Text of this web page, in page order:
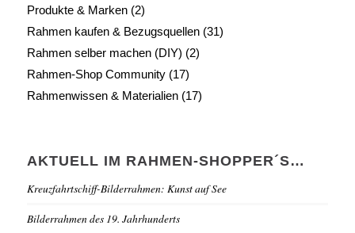
Produkte & Marken(2)
Rahmen kaufen & Bezugsquellen(31)
Rahmen selber machen (DIY) (2)
Rahmen-Shop Community(17)
Rahmenwissen & Materialien(17)
AKTUELL IM RAHMEN-SHOPPER´S…
Kreuzfahrtschiff-Bilderrahmen: Kunst auf See
Bilderrahmen des 19. Jahrhunderts